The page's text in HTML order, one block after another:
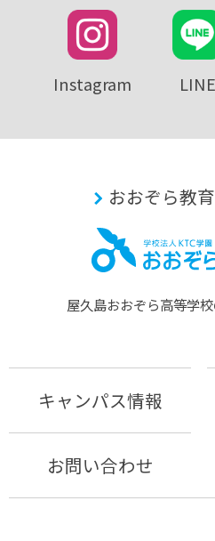
Instagram LINE
おおぞら教
屋久島おおぞら⾼等学校
キャンパス情報
お問い合わせ